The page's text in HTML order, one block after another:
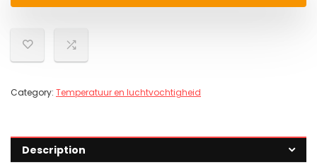
Category: Temperatuur en luchtvochtigheid
Description